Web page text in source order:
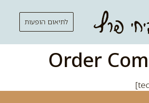
לתיאום הופעות
Order